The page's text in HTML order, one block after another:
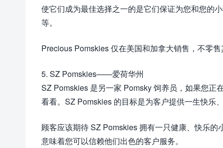
使它们成为最佳选择之一的是它们保证为您和您的
等。
Precious Pomskies 仅在美国和加拿大销售，不零
5. SZ Pomskies——爱荷华州
SZ Pomskies 是另一家 Pomsky 饲养员，如果您正
看看。SZ Pomskies 的目标是为客户提供一生快乐、
顾客应该期待 SZ Pomskies 拥有一只健康、快乐
意味着您可以信赖他们出色的客户服务。